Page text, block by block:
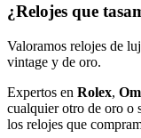
¿Relojes que
Valoramos relojes de
vintage y de oro.
Expertos en Rolex,
cualquier otro de oro o
los relojes que